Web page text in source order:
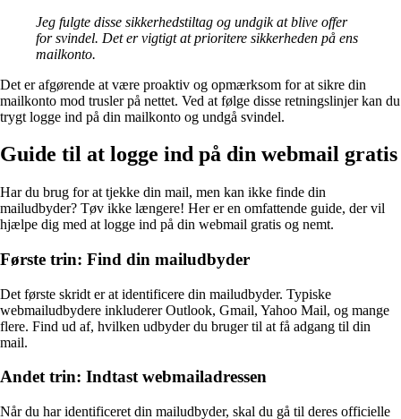
Jeg fulgte disse sikkerhedstiltag og undgik at blive offer
for svindel. Det er vigtigt at prioritere sikkerheden på ens
mailkonto.
Det er afgørende at være proaktiv og opmærksom for at sikre din
mailkonto mod trusler på nettet. Ved at følge disse retningslinjer kan du
trygt logge ind på din mailkonto og undgå svindel.
Guide til at logge ind på din webmail gratis
Har du brug for at tjekke din mail, men kan ikke finde din
mailudbyder? Tøv ikke længere! Her er en omfattende guide, der vil
hjælpe dig med at logge ind på din webmail gratis og nemt.
Første trin: Find din mailudbyder
Det første skridt er at identificere din mailudbyder. Typiske
webmailudbydere inkluderer Outlook, Gmail, Yahoo Mail, og mange
flere. Find ud af, hvilken udbyder du bruger til at få adgang til din
mail.
Andet trin: Indtast webmailadressen
Når du har identificeret din mailudbyder, skal du gå til deres officielle